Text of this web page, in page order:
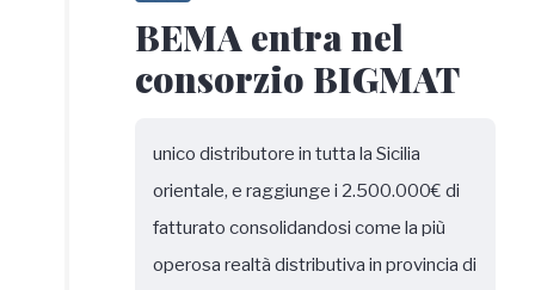
BEMA entra nel
consorzio BIGMAT
unico distributore in tutta la Sicilia
orientale, e raggiunge i 2.500.000€ di
fatturato consolidandosi come la più
operosa realtà distributiva in provincia di